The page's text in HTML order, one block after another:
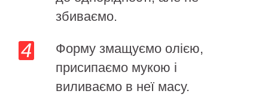
збиваємо.
Форму змащуємо олією,
присипаємо мукою і
виливаємо в неї масу.